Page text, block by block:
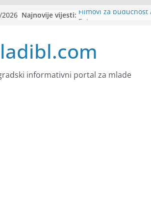
Najnovije vijesti: Filmovi za budućnost
Dijaspora Servis
Stomatologija
informativni portal za mlade